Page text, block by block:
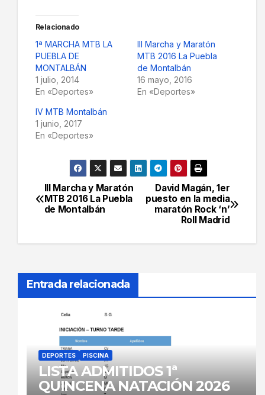
Relacionado
1ª MARCHA MTB LA
PUEBLA DE
MONTALBÁN
1 julio, 2014
En «Deportes»
III Marcha y Maratón
MTB 2016 La Puebla
de Montalbán
16 mayo, 2016
En «Deportes»
IV MTB Montalbán
1 junio, 2017
En «Deportes»
Navegación
de
entradas
David Magán, 1er
puesto en la media
maratón Rock ‘n’
Roll Madrid
III Marcha y Maratón
MTB 2016 La Puebla
de Montalbán
Entrada relacionada
DEPORTES PISCINA
LISTA ADMITIDOS 1ª
QUINCENA NATACIÓN 2026